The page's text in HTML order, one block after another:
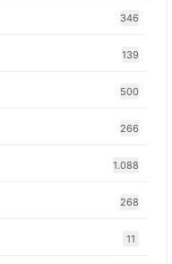
346
139
500
266
1.088
268
11